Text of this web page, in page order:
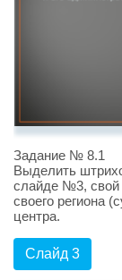
Задание № 8.1
Выделить
слайде №3, свой
своего региона
центра.
Слайд 3